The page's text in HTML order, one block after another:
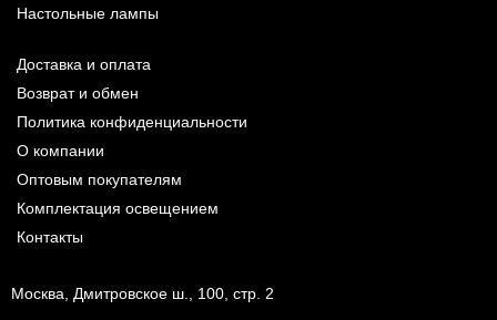
Настольные лампы
Доставка и оплата
Возврат и обмен
Политика конфиденциальности
О компании
Оптовым покупателям
Комплектация освещением
Контакты
Москва, Дмитровское ш., 100, стр. 2